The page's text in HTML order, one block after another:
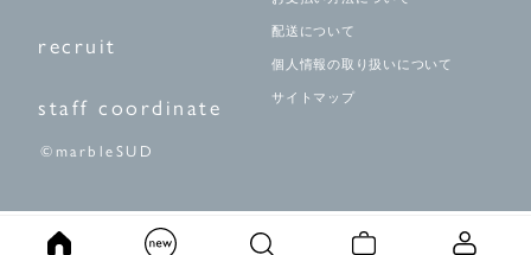
recruit
staff coordinate
配送について
個人情報の取り扱いについて
サイトマップ
©marbleSUD